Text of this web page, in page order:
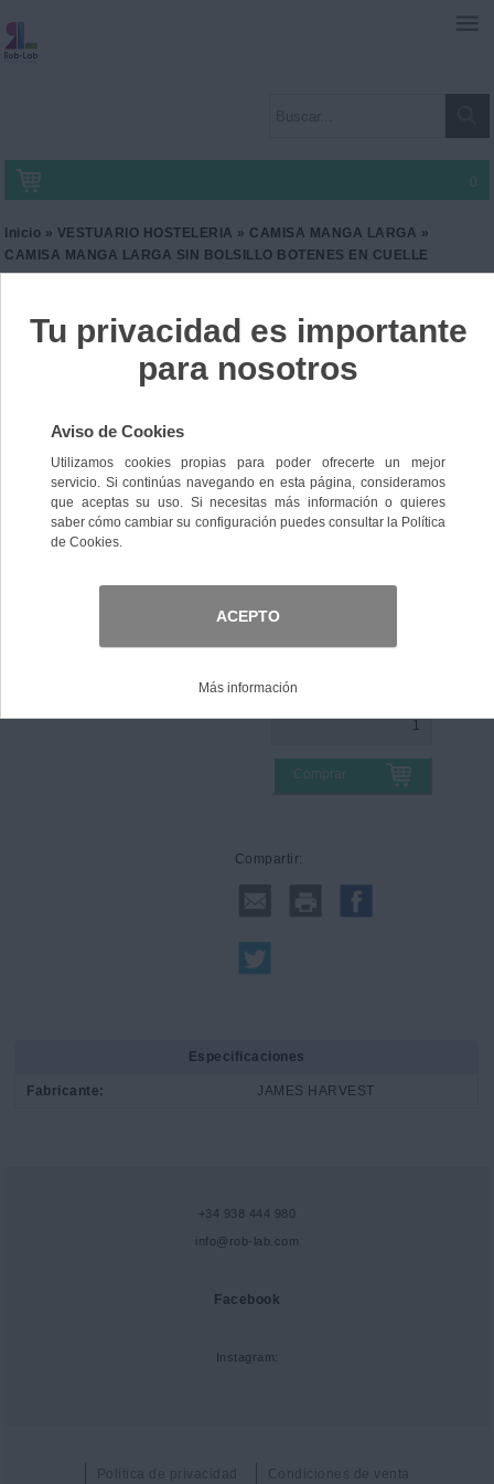
0
Inicio » VESTUARIO HOSTELERIA » CAMISA MANGA LARGA »
CAMISA MANGA LARGA SIN BOLSILLO BOTENES EN CUELLE
CAMISA MANGA LARGA
SIN BOLSILLO BOTENES
EN CUELLE
39,80 € IVA no Incl.
Color
Talla
Comprar
Compartir:
Especificaciones
Fabricante: JAMES HARVEST
+34 938 444 980
info@rob-lab.com
Facebook
Instagram:
Política de privacidad Condiciones de venta